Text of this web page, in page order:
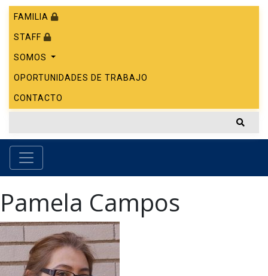
FAMILIA
STAFF
SOMOS
OPORTUNIDADES DE TRABAJO
CONTACTO
Pamela Campos